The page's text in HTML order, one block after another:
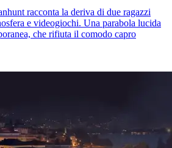
racconta la deriva di due ragazzi
e videogiochi. Una parabola lucida
che rifiuta il comodo capro